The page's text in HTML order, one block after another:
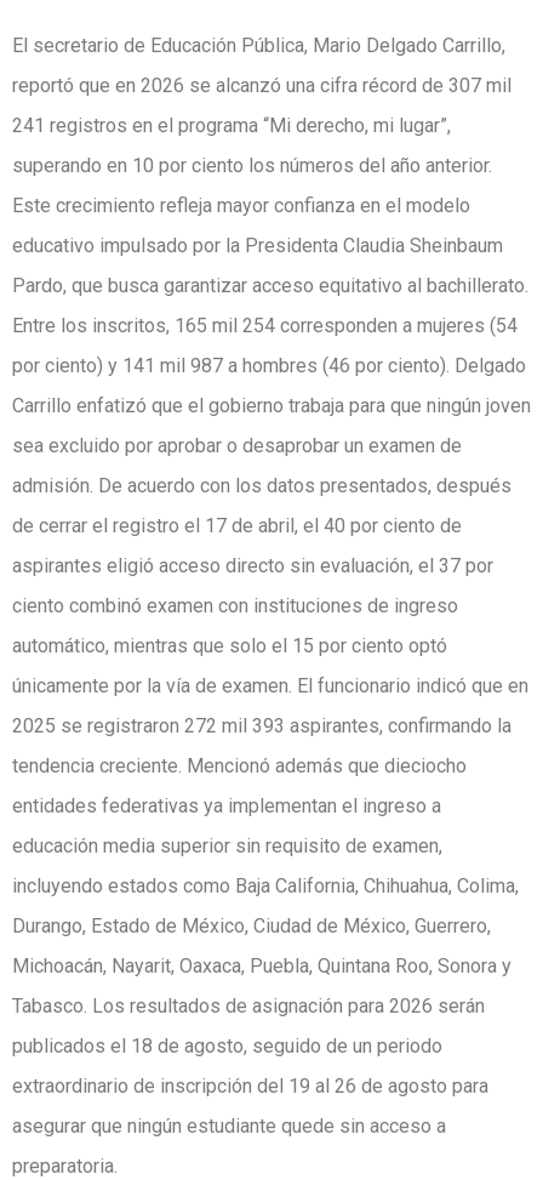
El secretario de Educación Pública, Mario Delgado Carrillo,
reportó que en 2026 se alcanzó una cifra récord de 307 mil
241 registros en el programa “Mi derecho, mi lugar”,
superando en 10 por ciento los números del año anterior.
Este crecimiento refleja mayor confianza en el modelo
educativo impulsado por la Presidenta Claudia Sheinbaum
Pardo, que busca garantizar acceso equitativo al bachillerato.
Entre los inscritos, 165 mil 254 corresponden a mujeres (54
por ciento) y 141 mil 987 a hombres (46 por ciento). Delgado
Carrillo enfatizó que el gobierno trabaja para que ningún joven
sea excluido por aprobar o desaprobar un examen de
admisión. De acuerdo con los datos presentados, después
de cerrar el registro el 17 de abril, el 40 por ciento de
aspirantes eligió acceso directo sin evaluación, el 37 por
ciento combinó examen con instituciones de ingreso
automático, mientras que solo el 15 por ciento optó
únicamente por la vía de examen. El funcionario indicó que en
2025 se registraron 272 mil 393 aspirantes, confirmando la
tendencia creciente. Mencionó además que dieciocho
entidades federativas ya implementan el ingreso a
educación media superior sin requisito de examen,
incluyendo estados como Baja California, Chihuahua, Colima,
Durango, Estado de México, Ciudad de México, Guerrero,
Michoacán, Nayarit, Oaxaca, Puebla, Quintana Roo, Sonora y
Tabasco. Los resultados de asignación para 2026 serán
publicados el 18 de agosto, seguido de un periodo
extraordinario de inscripción del 19 al 26 de agosto para
asegurar que ningún estudiante quede sin acceso a
preparatoria.